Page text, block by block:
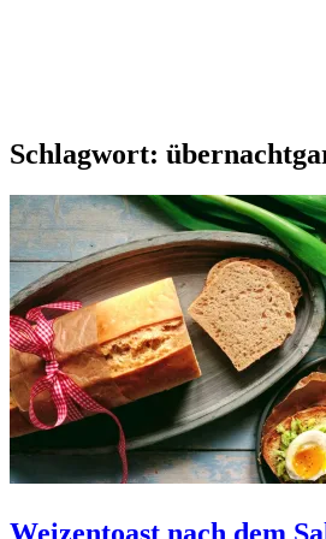
Schlagwort:
Weizentoast nach dem